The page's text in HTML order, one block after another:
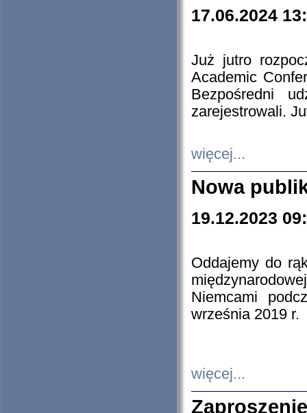
17.06.2024
Już jutro
Academic
Bezpośredni
zarejestrowali.
więcej...
Nowa
19.12.2023
Oddajemy do
Niemcami
września 2019 r.
więcej...